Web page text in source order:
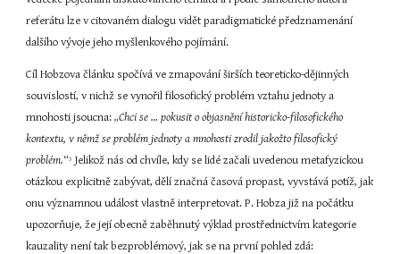
referátu lze v citovaném dialogu vidět paradigmatické předznamenání
dalšího vývoje jeho myšlenkového pojímání.
Cíl Hobzova článku spočívá ve zmapování širších teoreticko-dějinných
souvislostí, v nichž se vynořil filosofický problém vztahu jednoty a
mnohosti jsoucna: „Chci se … pokusit o objasnění historicko-filosofického
kontextu, v němž se problém jednoty a mnohosti zrodil jakožto filosofický
problém.“3 Jelikož nás od chvíle, kdy se lidé začali uvedenou metafyzickou
otázkou explicitně zabývat, dělí značná časová propast, vyvstává potíž, jak
onu významnou událost vlastně interpretovat. P. Hobza již na počátku
upozorňuje, že její obecně zaběhnutý výklad prostřednictvím kategorie
kauzality není tak bezproblémový, jak se na první pohled zdá: